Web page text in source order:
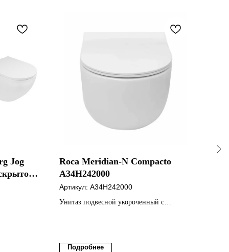
Jog
и
Roca Meridian-N Compacto
A34H242000
Артикул: A34H242000
Унитаз подвесной укороченный с
Подробнее